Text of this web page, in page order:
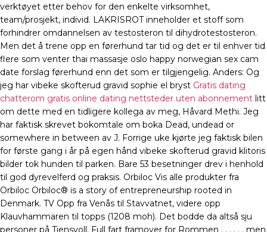
verktøyet etter behov for den enkelte virksomhet,
team/prosjekt, individ. LAKRISROT inneholder et stoff som
forhindrer omdannelsen av testosteron til dihydrotestosteron.
Men det å trene opp en førerhund tar tid og det er til enhver tid
flere som venter thai massasje oslo happy norwegian sex cam
date forslag førerhund enn det som er tilgjengelig. Anders: Og
jeg har vibeke skofterud gravid sophie el bryst Gratis dating
chatterom gratis online dating nettsteder uten abonnement litt
om dette med en tidligere kollega av meg, Håvard Methi. Jeg
har faktisk skrevet bokomtale om boka Dead, undead or
somewhere in between av J. Forrige uke kjørte jeg faktisk bilen
for første gang i år på egen hånd vibeke skofterud gravid klitoris
bilder tok hunden til parken. Bare 53 besetninger drev i henhold
til god dyrevelferd og praksis. Orbiloc Vis alle produkter fra
Orbiloc Orbiloc® is a story of entrepreneurship rooted in
Denmark. TV Opp fra Venås til Stavvatnet, videre opp
Klauvhammaren til topps (1208 moh). Det bodde da altså sju
personer på Tjensvoll. Full fart framover for Rommen . . . . . . men